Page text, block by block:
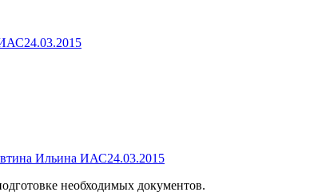
24.03.2015
Ильина ИАС24.03.2015
необходимых документов.